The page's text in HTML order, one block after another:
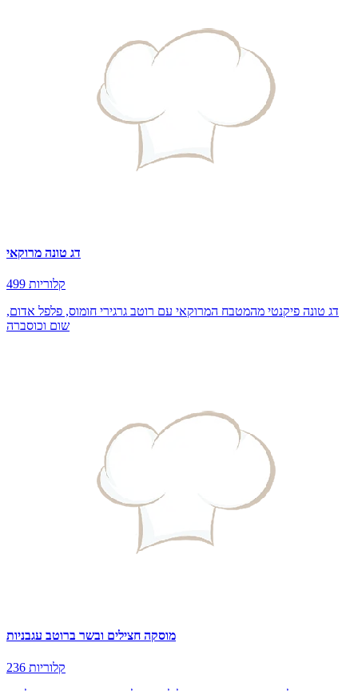
דג טונה מרוקאי
499 קלוריות
דג טונה פיקנטי מהמטבח המרוקאי עם רוטב גרגירי חומוס, פלפל אדום,
שום וכוסברה
מוסקה חצילים ובשר ברוטב עגבניות
236 קלוריות